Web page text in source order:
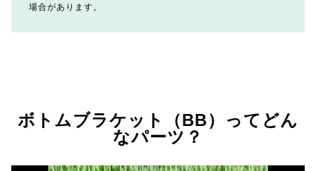
場合があります。
ボトムブラケット（BB）ってどん
なパーツ？